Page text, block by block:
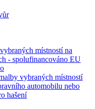
místností na
- spolufinancováno EU
vybraných místností
automobilu nebo
hašení